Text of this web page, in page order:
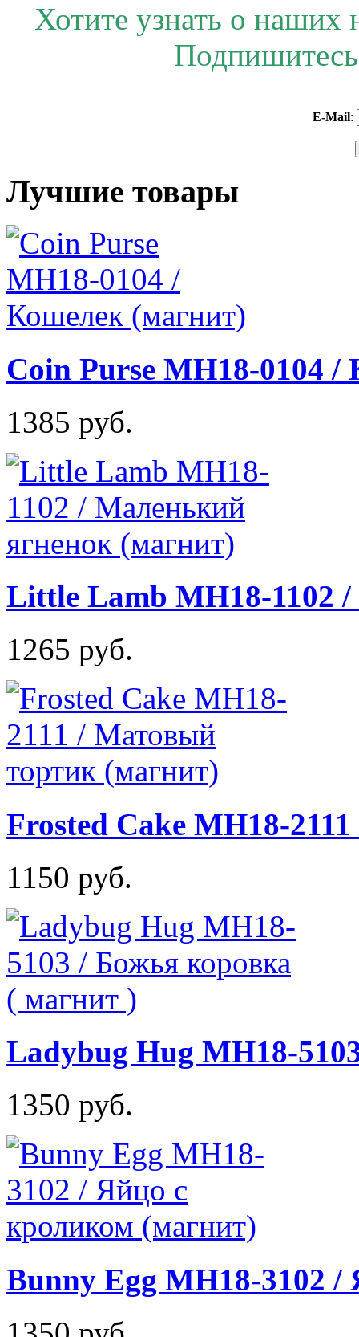
Хотите узнать о наших
E-Mail:
Лучшие товары
Coin Purse MH18-0104 /
1385 руб.
Little Lamb MH18-1102
1265 руб.
Frosted Cake MH18-
1150 руб.
Ladybug Hug MH18-
1350 руб.
Bunny Egg MH18-3102 /